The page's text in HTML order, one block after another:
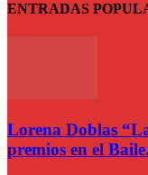
ENTRADAS
Lorena Doblas
premios en el